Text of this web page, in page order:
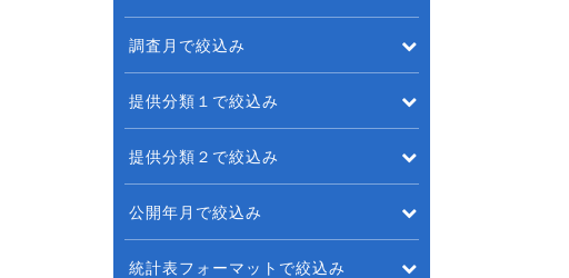
調査月で絞込み
提供分類１で絞込み
提供分類２で絞込み
公開年月で絞込み
統計表フォーマットで絞込み